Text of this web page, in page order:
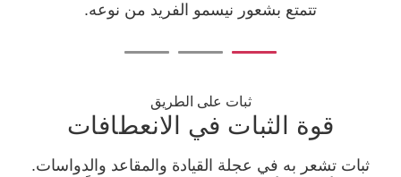
تتمتع بشعور نيسمو الفريد من نوعه.
1
2
3
قوة الثبات في الانعطافات
ثبات على الطريق
ثبات تشعر به في عجلة القيادة والمقاعد والدواسات.